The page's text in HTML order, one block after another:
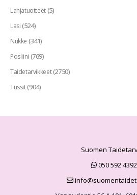
Lahjatuotteet(5)
Lasi(524)
Nukke (341)
Posliini (769)
Taidetarvikkeet(2750)
Tussit(904)
Suomen
050 592 4392